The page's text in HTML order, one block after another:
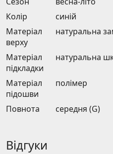
Колір
синій
Матеріал
верху
натуральна
Матеріал
підкладки
натуральна
Матеріал
підошви
полімер
Повнота середня (G)
Відгуки